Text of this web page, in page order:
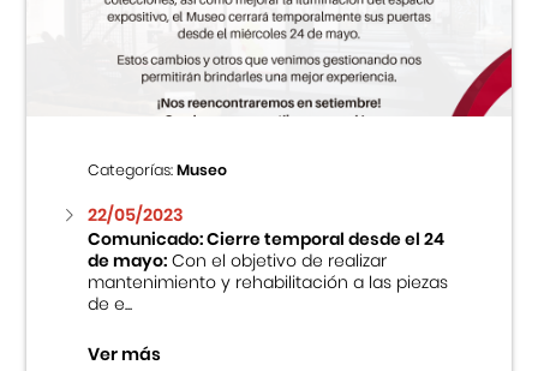
Centro Cultural Peruano Japonés
Museo de la Inmigración Japonesa
Fondo Editorial
Teatro Peruano Japonés
Categorías:Museo
22/05/2023
Comunicado: Cierre temporal desde el 24
de mayo:Con el objetivo de realizar
mantenimiento y rehabilitación a las piezas
de e...
Ver más